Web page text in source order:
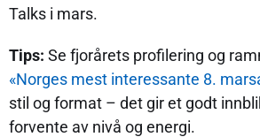
Talks i mars.
Tips: Se fjorårets profilering og
«Norges mest interessante 8.
stil og format – det gir et godt
forvente av nivå og energi.